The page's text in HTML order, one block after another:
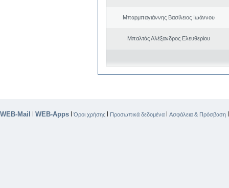
Μπαρμπαγιάννης Βασίλειος Ιωάννου
Μπαλτάς Αλέξανδρος Ελευθερίου
WEB-Mail | WEB-Apps |Όροι χρήσης | Προσωπικά δεδομένα | Ασφάλεια & Πρόσβαση